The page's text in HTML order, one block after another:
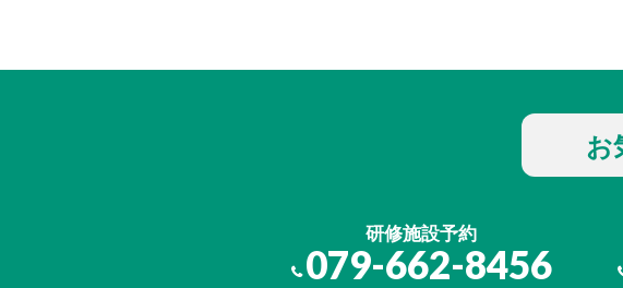
お
研修施設予約
079-662-8456